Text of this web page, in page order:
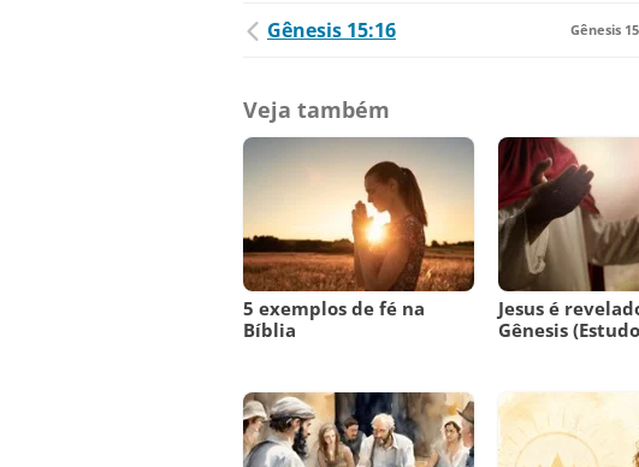
Gênesis 15:16 Gênesis
Veja também
5 exemplos de fé na
Bíblia
Jesus é
Gênesis